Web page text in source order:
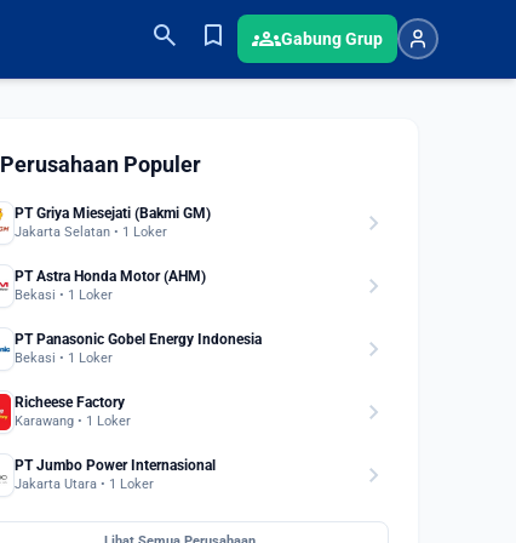
search bookmark groupsGabung Grup
Perusahaan Populer
PT Griya Miesejati (Bakmi GM)
Jakarta Selatan • 1 Loker chevron_right
PT Astra Honda Motor (AHM)
Bekasi • 1 Loker chevron_right
PT Panasonic Gobel Energy Indonesia
Bekasi • 1 Loker chevron_right
Richeese Factory
Karawang • 1 Loker chevron_right
PT Jumbo Power Internasional
Jakarta Utara • 1 Loker chevron_right